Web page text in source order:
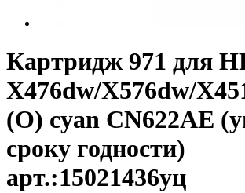
Картридж 971 для
X476dw/X576dw/
(O) cyan CN622AE
сроку годности)
арт.:15021436уц